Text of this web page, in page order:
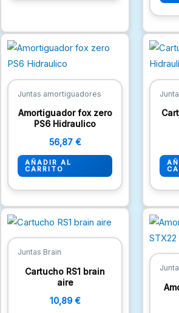
Juntas amortiguadores
Amortiguador fox zero
PS6 Hidraulico
56,87 €
AÑADIR AL
CARRITO
Juntas Brain
Cartucho RS1 brain
aire
10,89 €